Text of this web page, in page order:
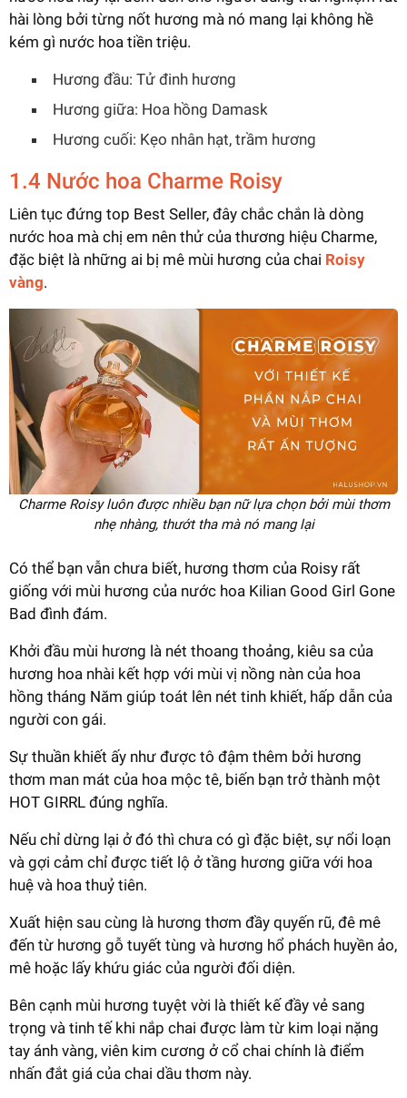
hài lòng bởi từng nốt hương mà nó mang lại không hề
kém gì nước hoa tiền triệu.
Hương đầu: Tử đinh hương
Hương giữa: Hoa hồng Damask
Hương cuối: Kẹo nhân hạt, trầm hương
1.4 Nước hoa Charme Roisy
Liên tục đứng top Best Seller, đây chắc chắn là dòng
nước hoa mà chị em nên thử của thương hiệu Charme,
đặc biệt là những ai bị mê mùi hương của chai Roisy
vàng.
Charme Roisy luôn được nhiều bạn nữ lựa chọn bởi mùi thơm
nhẹ nhàng, thướt tha mà nó mang lại
Có thể bạn vẫn chưa biết, hương thơm của Roisy rất
giống với mùi hương của nước hoa Kilian Good Girl Gone
Bad đình đám.
Khởi đầu mùi hương là nét thoang thoảng, kiêu sa của
hương hoa nhài kết hợp với mùi vị nồng nàn của hoa
hồng tháng Năm giúp toát lên nét tinh khiết, hấp dẫn của
người con gái.
Sự thuần khiết ấy như được tô đậm thêm bởi hương
thơm man mát của hoa mộc tê, biến bạn trở thành một
HOT GIRRL đúng nghĩa.
Nếu chỉ dừng lại ở đó thì chưa có gì đặc biệt, sự nổi loạn
và gợi cảm chỉ được tiết lộ ở tầng hương giữa với hoa
huệ và hoa thuỷ tiên.
Xuất hiện sau cùng là hương thơm đầy quyến rũ, đê mê
đến từ hương gỗ tuyết tùng và hương hổ phách huyền ảo,
mê hoặc lấy khứu giác của người đối diện.
Bên cạnh mùi hương tuyệt vời là thiết kế đầy vẻ sang
trọng và tinh tế khi nắp chai được làm từ kim loại nặng
tay ánh vàng, viên kim cương ở cổ chai chính là điểm
nhấn đắt giá của chai dầu thơm này.